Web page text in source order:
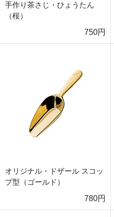
手作り茶さじ・ひょうたん
（桜）
750円
オリジナル・ドザール スコッ
プ型（ゴールド）
780円